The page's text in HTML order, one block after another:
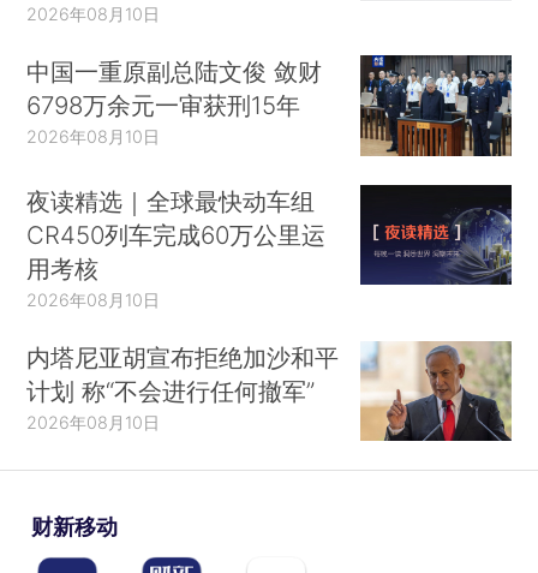
2026年08月10日
中国一重原副总陆文俊 敛财
6798万余元一审获刑15年
2026年08月10日
夜读精选｜全球最快动车组
CR450列车完成60万公里运
用考核
2026年08月10日
内塔尼亚胡宣布拒绝加沙和平
计划 称“不会进行任何撤军”
2026年08月10日
财新移动